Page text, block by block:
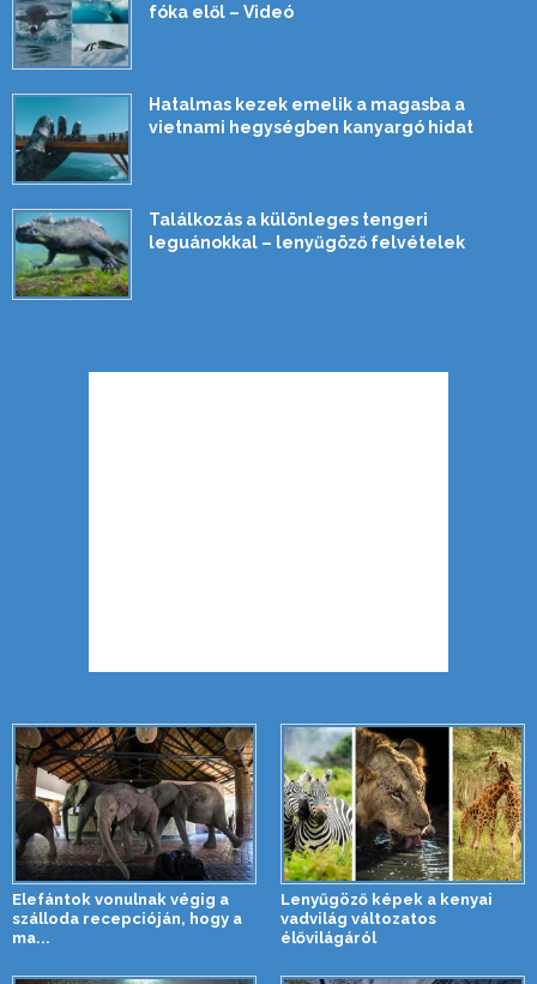
fóka elől – Videó
Hatalmas kezek emelik a magasba a
vietnami hegységben kanyargó hidat
Találkozás a különleges tengeri
leguánokkal – lenyűgöző felvételek
Elefántok vonulnak végig a
szálloda recepcióján, hogy a
ma...
Lenyűgöző képek a kenyai
vadvilág változatos
élővilágáról